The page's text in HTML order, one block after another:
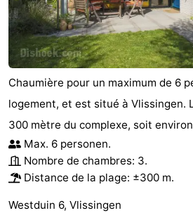
Chaumière pour un maximum de 6
logement, et est situé à Vlissingen.
300 mètre du complexe, soit
Max. 6 personen.
Nombre de chambres: 3.
Distance de la plage: ±300 m.
Westduin 6, Vlissingen